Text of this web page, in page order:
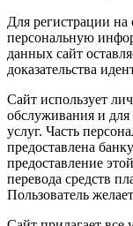
Для регистрации на
персональную
данных сайт
доказательства
Сайт использует
обслуживания и для
услуг. Часть
предоставлена
предоставление
перевода средств
Пользователь